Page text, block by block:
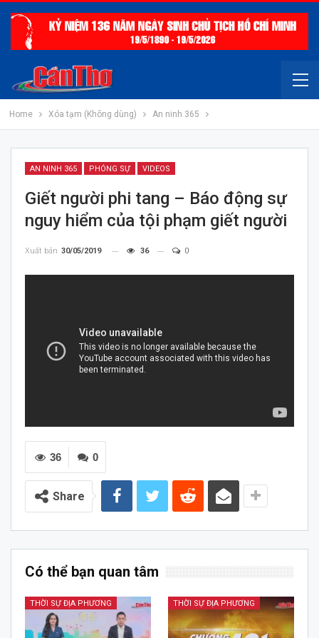
Home Xóa tạm (Không dùng) An ninh 365
AN NINH 365 PHÓNG SỰ VIDEOS
Giết người phi tang – Báo động sự
nguy hiểm của tội phạm giết người
Xuất bản 30/05/2019 36 0
0
36
Share
Có thể bạn quan tâm
THỜI SỰ ĐỊA PHƯƠNG THỜI SỰ ĐỊA PHƯƠNG